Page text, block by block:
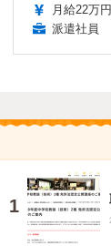
月給22万円
派遣社員